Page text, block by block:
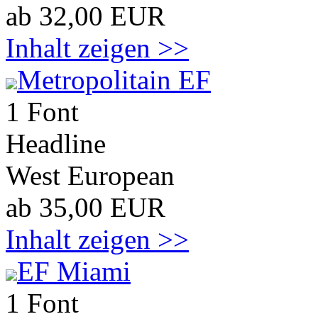
ab 32,00 EUR
Inhalt zeigen >>
Metropolitain EF
1 Font
Headline
West European
ab 35,00 EUR
Inhalt zeigen >>
EF Miami
1 Font